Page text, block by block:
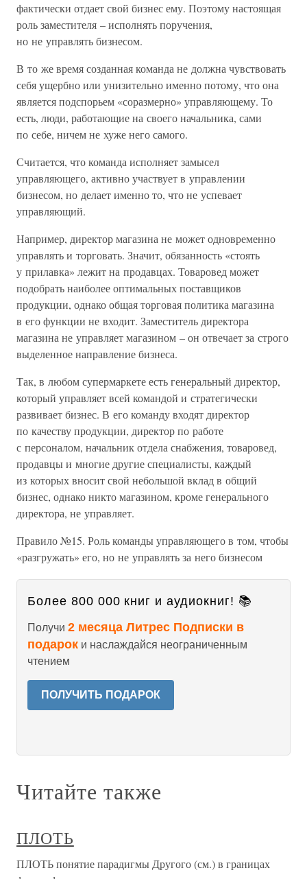
фактически отдает свой бизнес ему. Поэтому настоящая
роль заместителя – исполнять поручения,
но не управлять бизнесом.
В то же время созданная команда не должна чувствовать
себя ущербно или унизительно именно потому, что она
является подспорьем «соразмерно» управляющему. То
есть, люди, работающие на своего начальника, сами
по себе, ничем не хуже него самого.
Считается, что команда исполняет замысел
управляющего, активно участвует в управлении
бизнесом, но делает именно то, что не успевает
управляющий.
Например, директор магазина не может одновременно
управлять и торговать. Значит, обязанность «стоять
у прилавка» лежит на продавцах. Товаровед может
подобрать наиболее оптимальных поставщиков
продукции, однако общая торговая политика магазина
в его функции не входит. Заместитель директора
магазина не управляет магазином – он отвечает за строго
выделенное направление бизнеса.
Так, в любом супермаркете есть генеральный директор,
который управляет всей командой и стратегически
развивает бизнес. В его команду входят директор
по качеству продукции, директор по работе
с персоналом, начальник отдела снабжения, товаровед,
продавцы и многие другие специалисты, каждый
из которых вносит свой небольшой вклад в общий
бизнес, однако никто магазином, кроме генерального
директора, не управляет.
Правило №15. Роль команды управляющего в том, чтобы
«разгружать» его, но не управлять за него бизнесом
Более 800 000 книг и аудиокниг! 📚
Получи 2 месяца Литрес Подписки в
подарок и наслаждайся неограниченным
чтением
ПОЛУЧИТЬ ПОДАРОК
Читайте также
ПЛОТЬ
ПЛОТЬ понятие парадигмы Другого (см.) в границах